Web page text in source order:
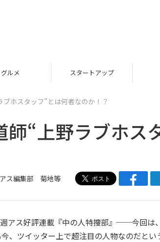
グルメ スタートアップ
ホスタッフ”とは何者なのか！？
師“上野ラブホス
ス編集部 菊地等
アス好評連載『中の人特捜部』──今回は
、ツイッター上で超注目の人物なのだとい